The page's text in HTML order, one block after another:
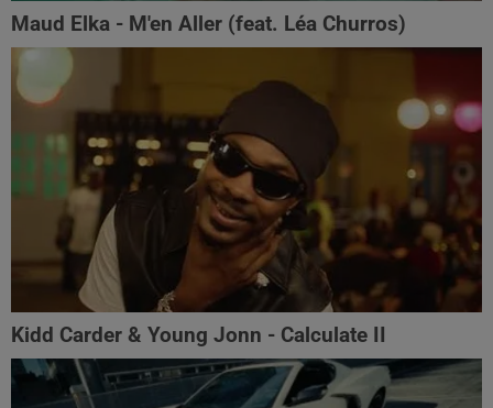
Maud Elka - M'en Aller (feat. Léa Churros)
Kidd Carder & Young Jonn - Calculate II